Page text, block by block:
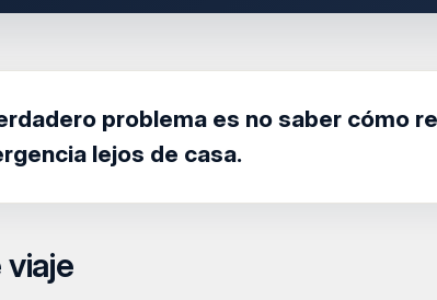
problema es no saber cómo
lejos de casa.